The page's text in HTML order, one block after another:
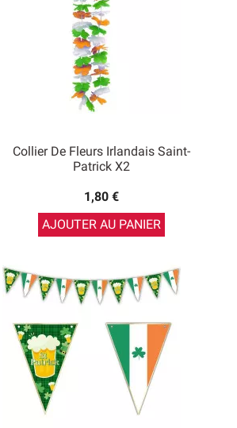
Collier De Fleurs Irlandais Saint-
Patrick X2
1,80 €
AJOUTER AU PANIER